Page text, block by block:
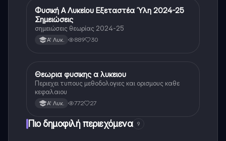
Φυσική
Φυσική Α Λυκείου Εξεταστέα Ύλη 2024-25
Σημειώσεις
σημειώσεις θεωρίας 2024-25
Α' Λυκ. 889 30
Φυσική
Θεωρια φυσικης α λυκειου
Περιεχει τυπους μεθοδολογιες και ορισμους καθε
κεφαλαιου
Α' Λυκ. 772 27
Πιο δημοφιλή περιεχόμενα 9